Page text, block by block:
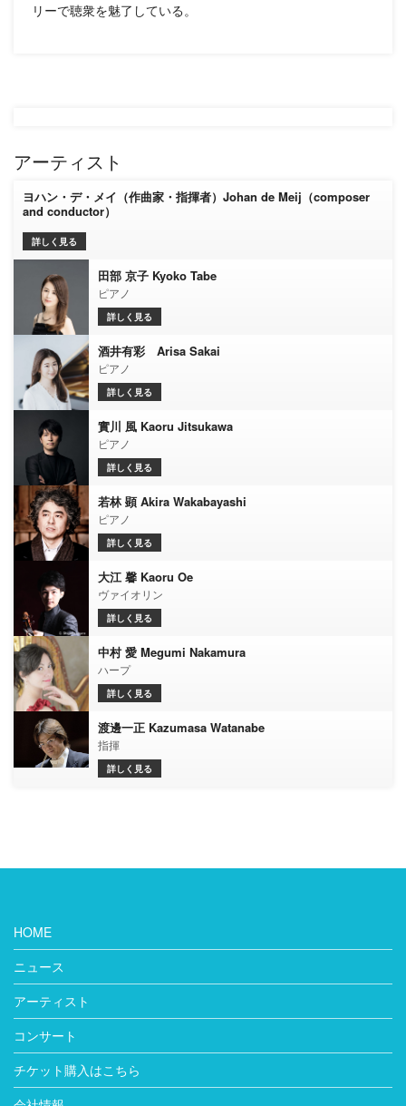
リーで聴衆を魅了している。
アーティスト
ヨハン・デ・メイ（作曲家・指揮者）Johan de Meij（composer
and conductor）
詳しく見る
田部 京子 Kyoko Tabe
ピアノ
詳しく見る
酒井有彩 Arisa Sakai
ピアノ
詳しく見る
實川 風 Kaoru Jitsukawa
ピアノ
詳しく見る
若林 顕 Akira Wakabayashi
ピアノ
詳しく見る
大江 馨 Kaoru Oe
ヴァイオリン
詳しく見る
中村 愛 Megumi Nakamura
ハープ
詳しく見る
渡邊一正 Kazumasa Watanabe
指揮
詳しく見る
HOME
ニュース
アーティスト
コンサート
チケット購入はこちら